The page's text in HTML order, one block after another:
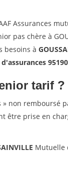
Assurances
pas chère à
besoins à
95190
tarif ?
non remboursé
être prise en
Mutuelle